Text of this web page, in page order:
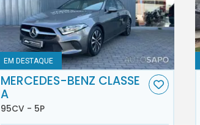
EM DESTAQUE
MERCEDES-BENZ CLASSE
A
95CV - 5P